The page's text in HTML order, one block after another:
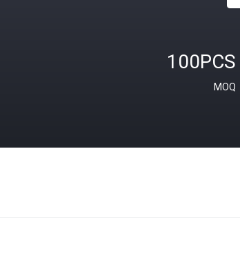
100PCS
MOQ